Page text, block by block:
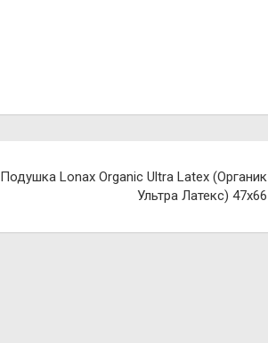
Подушка Lonax Organic Ultra Latex (Органик
Ультра Латекс) 47х66